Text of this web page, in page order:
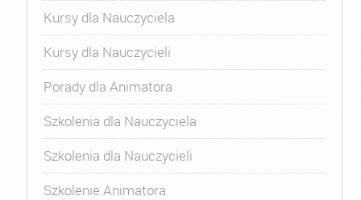
Kursy dla Nauczyciela
Kursy dla Nauczycieli
Porady dla Animatora
Szkolenia dla Nauczyciela
Szkolenia dla Nauczycieli
Szkolenie Animatora